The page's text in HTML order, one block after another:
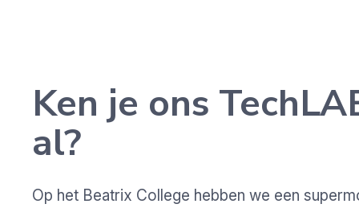
Ken je ons
al?
Op het Beatrix College hebben we een